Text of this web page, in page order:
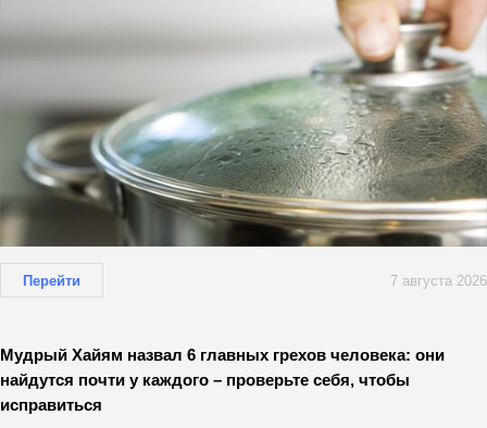
Перейти 7 августа 2026
Мудрый Хайям назвал 6 главных грехов человека: они
найдутся почти у каждого – проверьте себя, чтобы
исправиться